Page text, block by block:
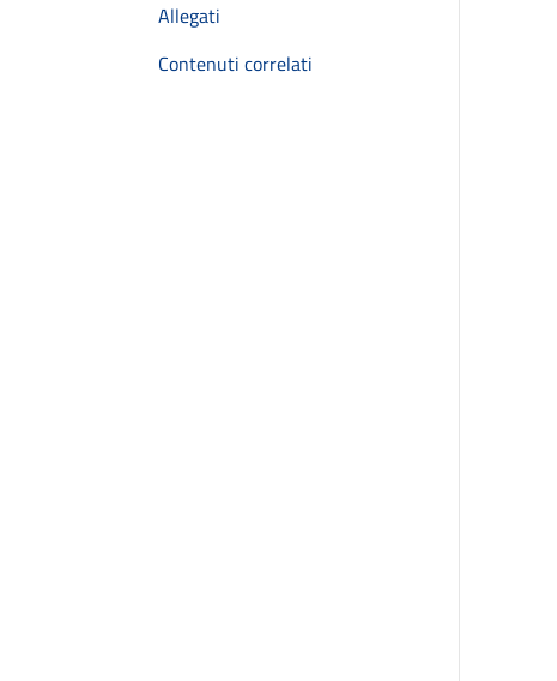
Allegati
Contenuti correlati